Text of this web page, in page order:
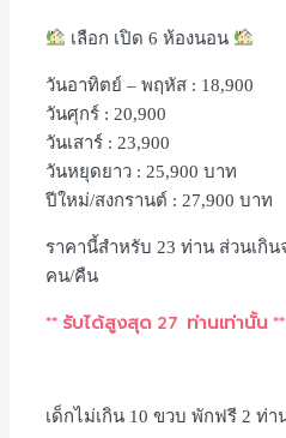
เลือก เปิด 6 ห้องนอน
วันอาทิตย์ – พฤหัส : 18,900
วันศุกร์ : 20,900
วันเสาร์ : 23,900
วันหยุดยาว : 25,900 บาท
ปีใหม่/สงกรานต์ : 27,900 บาท
ราคานี้สำหรับ 23 ท่าน ส่วนเกิน
คน/คืน
** รับได้สูงสุด 27 ท่านเท่านั้น **
เด็กไม่เกิน 10 ขวบ พักฟรี 2 ท่า